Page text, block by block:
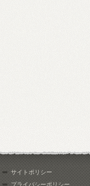
サイトポリシー
プライバシーポリシー